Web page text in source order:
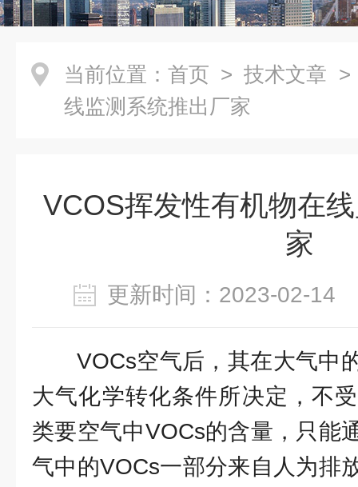
当前位置： 首页 > 技术文章 >
线监测系统推出厂家
VCOS挥发性有机物在
家
更新时间：2023-02-
VOCs空气后，其在大气中
大气化学转化条件所决定，不
类要空气中VOCs的含量，只能
气中的VOCs一部分来自人为排